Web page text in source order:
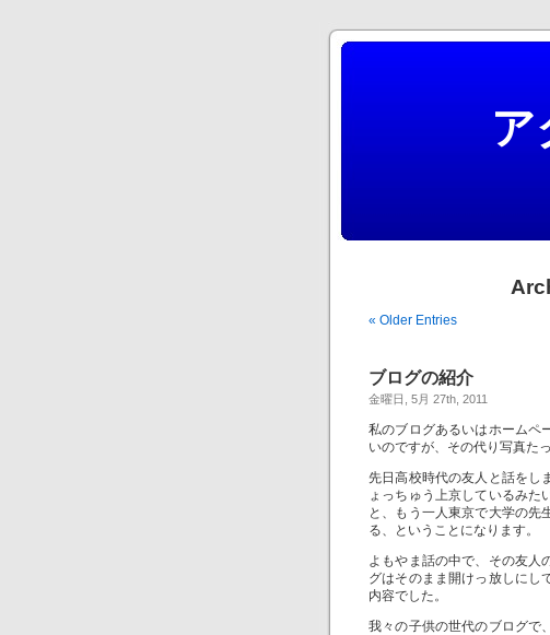
ア
« Older Entries
ブログの紹介
金曜日, 5月 27th, 2011
私のブログあるいはホームペ
いのですが、その代り写真た
先日高校時代の友人と話をし
ょっちゅう上京しているみた
と、もう一人東京で大学の先
る、ということになります。
よもやま話の中で、その友人
グはそのまま開けっ放しにし
内容でした。
我々の子供の世代のブログで